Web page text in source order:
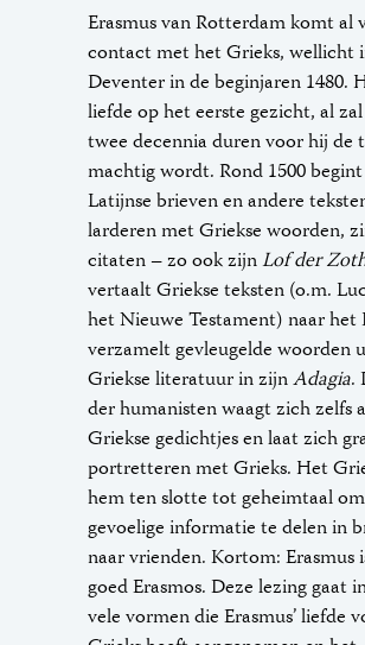
Erasmus van Rotterdam komt al
contact met het Grieks, wellicht
Deventer in de beginjaren 1480.
liefde op het eerste gezicht, al
twee decennia duren voor hij de
machtig wordt. Rond 1500
Latijnse brieven en andere
larderen met Griekse woorden,
citaten – zo ook zijnLof der
vertaalt Griekse teksten (o.m.
het Nieuwe Testament) naar het
verzamelt gevleugelde woorden
Griekse literatuur in zijnAdagia.
der humanisten waagt zich zelfs
Griekse gedichtjes en laat zich
portretteren met Grieks. Het
hem ten slotte tot geheimtaal om
gevoelige informatie te delen in
naar vrienden. Kortom: Erasmus
goed Erasmos. Deze lezing gaat
vele vormen die Erasmus’ liefde